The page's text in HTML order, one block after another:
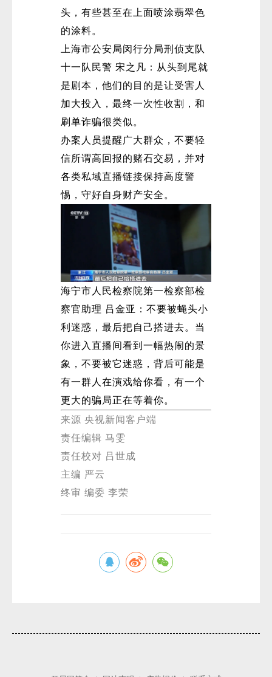
头，有些甚至在上面喷涂翡翠色
的涂料。
上海市公安局闵行分局刑侦支队
十一队民警 宋之凡：从头到尾就
是剧本，他们的目的是让受害人
加大投入，最终一次性收割，和
刷单诈骗很类似。
办案人员提醒广大群众，不要轻
信所谓高回报的赌石交易，并对
各类私域直播链接保持高度警
惕，守好自身财产安全。
海宁市人民检察院第一检察部检
察官助理 吕金亚：不要被蝇头小
利迷惑，最后把自己搭进去。当
你进入直播间看到一幅热闹的景
象，不要被它迷惑，背后可能是
有一群人在演戏给你看，有一个
更大的骗局正在等着你。
来源 央视新闻客户端
责任编辑 马雯
责任校对 吕世成
主编 严云
终审 编委 李荣